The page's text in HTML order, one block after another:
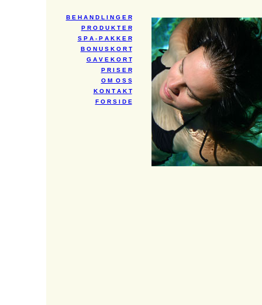
B E H A N D L I N G E R
P R O D U K T E R
S P A - P A K K E R
B O N U S K O R T
G A V E K O R T
P R I S E R
O M O S S
K O N T A K T
F O R S I D E